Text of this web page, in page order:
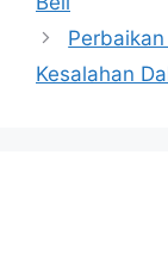
Kesalahan